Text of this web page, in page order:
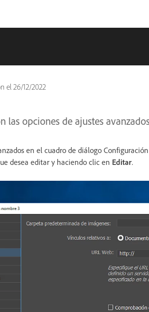
el 26/12/2022
las opciones de ajustes
en el cuadro de diálogo
desea editar y haciendo clic en Editar.